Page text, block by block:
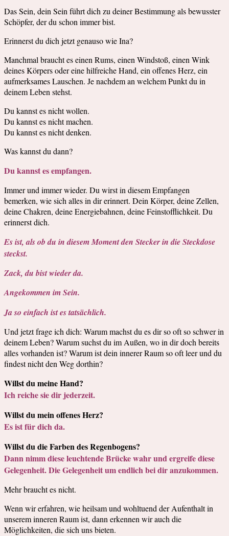
Das Sein, dein Sein führt dich zu deiner Bestimmung als bewusster
Schöpfer, der du schon immer bist.
Erinnerst du dich jetzt genauso wie Ina?
Manchmal braucht es einen Rums, einen Windstoß, einen Wink
deines Körpers oder eine hilfreiche Hand, ein offenes Herz, ein
aufmerksames Lauschen. Je nachdem an welchem Punkt du in
deinem Leben stehst.
Du kannst es nicht wollen.
Du kannst es nicht machen.
Du kannst es nicht denken.
Was kannst du dann?
Du kannst es empfangen.
Immer und immer wieder. Du wirst in diesem Empfangen
bemerken, wie sich alles in dir erinnert. Dein Körper, deine Zellen,
deine Chakren, deine Energiebahnen, deine Feinstofflichkeit. Du
erinnerst dich.
Es ist, als ob du in diesem Moment den Stecker in die Steckdose
steckst.
Zack, du bist wieder da.
Angekommen im Sein.
Ja so einfach ist es tatsächlich.
Und jetzt frage ich dich: Warum machst du es dir so oft so schwer in
deinem Leben? Warum suchst du im Außen, wo in dir doch bereits
alles vorhanden ist? Warum ist dein innerer Raum so oft leer und du
findest nicht den Weg dorthin?
Willst du meine Hand?
Ich reiche sie dir jederzeit.
Willst du mein offenes Herz?
Es ist für dich da.
Willst du die Farben des Regenbogens?
Dann nimm diese leuchtende Brücke wahr und ergreife diese
Gelegenheit. Die Gelegenheit um endlich bei dir anzukommen.
Mehr braucht es nicht.
Wenn wir erfahren, wie heilsam und wohltuend der Aufenthalt in
unserem inneren Raum ist, dann erkennen wir auch die
Möglichkeiten, die sich uns bieten.